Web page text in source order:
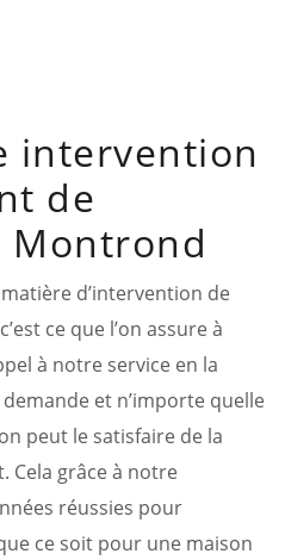
intervention
de
Montrond
d’intervention de
ce que l’on assure à
à notre service en la
et n’importe quelle
peut le satisfaire de la
Cela grâce à notre
réussies pour
ce soit pour une maison